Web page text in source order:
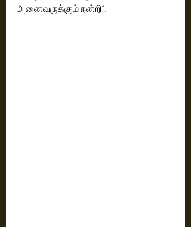
அனைவருக்கும் நன்றி”.